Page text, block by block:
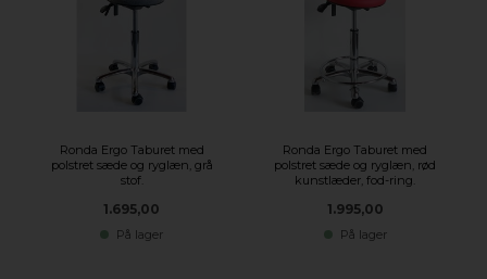
Ronda Ergo Taburet med
polstret sæde og ryglæn, grå
stof.
1.695,00
På lager
Ronda Ergo Taburet med
polstret sæde og ryglæn, rød
kunstlæder, fod-ring.
1.995,00
På lager